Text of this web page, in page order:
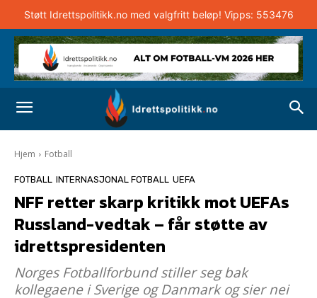
Støtt Idrettspolitikk.no med valgfritt beløp! Vipps: 553476
Hjem Fotball
FOTBALL INTERNASJONAL FOTBALL UEFA
NFF retter skarp kritikk mot UEFAs
Russland-vedtak – får støtte av
idrettspresidenten
Norges Fotballforbund stiller seg bak
kollegaene i Sverige og Danmark og sier nei